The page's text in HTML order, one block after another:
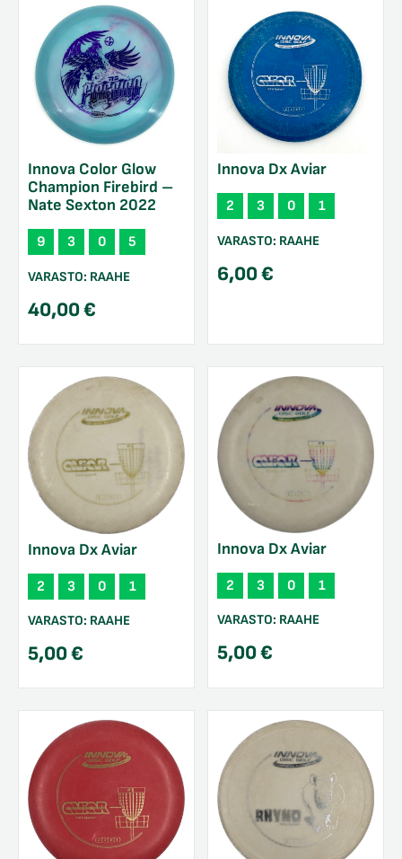
Innova Color Glow
Champion Firebird –
Nate Sexton 2022
9 3 0 5
VARASTO: RAAHE
40,00€
Innova Dx Aviar
2 3 0 1
VARASTO: RAAHE
6,00€
Innova Dx Aviar
2 3 0 1
VARASTO: RAAHE
5,00€
Innova Dx Aviar
2 3 0 1
VARASTO: RAAHE
5,00€